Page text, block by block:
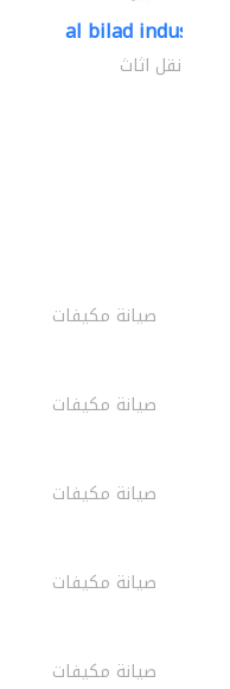
al bilad
نقل اثاث
صيانة مكيفات
صيانة مكيفات
صيانة مكيفات
صيانة مكيفات
صيانة مكيفات